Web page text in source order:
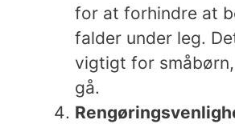
for at forhindre at
falder under leg.
vigtigt for
gå.